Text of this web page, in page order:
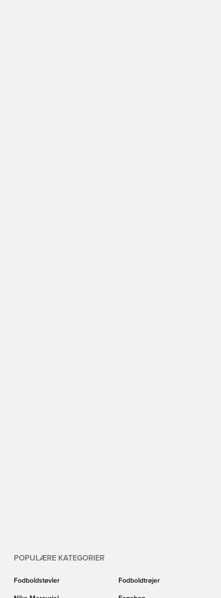
POPULÆRE KATEGORIER
Fodboldstøvler Fodboldtrøjer